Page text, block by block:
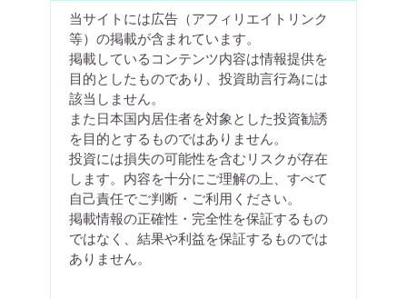
当サイトには広告（アフィリエイトリンク
等）の掲載が含まれています。
掲載しているコンテンツ内容は情報提供を
目的としたものであり、投資助言行為には
該当しません。
また日本国内居住者を対象とした投資勧誘
を目的とするものではありません。
投資には損失の可能性を含むリスクが存在
します。内容を十分にご理解の上、すべて
自己責任でご判断・ご利用ください。
掲載情報の正確性・完全性を保証するもの
ではなく、結果や利益を保証するものでは
ありません。